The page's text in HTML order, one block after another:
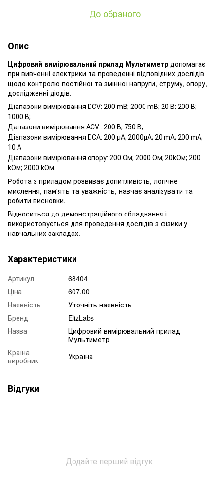
До обраного
Опис
Цифровий вимірювальний прилад Мультиметр допомагає
при вивченні електрики та проведенні відповідних дослідів
щодо контролю постійної та змінної напруги, струму, опору,
дослідженні діодів.
Діапазони вимірювання DCV: 200 mВ; 2000 mВ; 20 В; 200 В;
1000 В;
Дапазони вимірювання ACV : 200 В; 750 В;
Діапазони вимірювання DCA: 200 µA; 2000µA; 20 mA; 200 mA;
10 A
Діапазони вимірювання опору: 200 Oм; 2000 Oм; 20kOм; 200
kOм; 2000 kOм.
Робота з приладом розвиває допитливість, логічне
мислення, пам'ять та уважність, навчає аналізувати та
робити висновки.
Відноситься до демонстраційного обладнання і
використовується для проведення дослідів з фізики у
навчальних закладах.
Характеристики
Артикул
68404
Ціна
607.00
Наявність
Уточніть наявність
Бренд
ElizLabs
Назва
Цифровий вимірювальний прилад
Мультиметр
Країна
виробник
Україна
Відгуки
Додайте перший відгук